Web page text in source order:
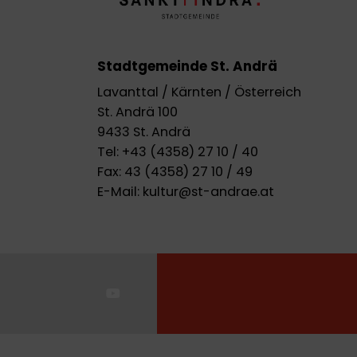
Stadtgemeinde St. Andrä
Lavanttal / Kärnten / Österreich
St. Andrä 100
9433 St. Andrä
Tel: +43 (4358) 27 10 / 40
Fax: 43 (4358) 27 10 / 49
E-Mail: kultur@st-andrae.at